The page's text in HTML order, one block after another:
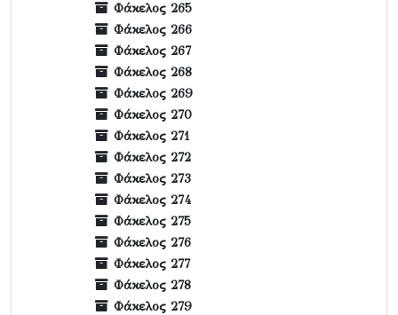
Φάκελος 265
Φάκελος 266
Φάκελος 267
Φάκελος 268
Φάκελος 269
Φάκελος 270
Φάκελος 271
Φάκελος 272
Φάκελος 273
Φάκελος 274
Φάκελος 275
Φάκελος 276
Φάκελος 277
Φάκελος 278
Φάκελος 279